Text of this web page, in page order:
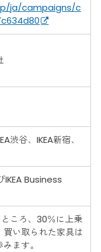
ja/campaigns/c
渋谷、IKEA新宿、
IKEA Business
ころ、30％に上乗
い取られた家具は
ます。